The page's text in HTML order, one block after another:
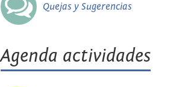
Quejas y Sugerencias
Agenda actividades